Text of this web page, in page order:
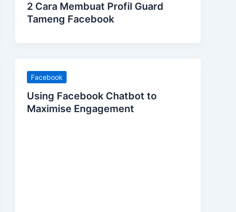
2 Cara Membuat Profil Guard
Tameng Facebook
Facebook
Using Facebook Chatbot to
Maximise Engagement